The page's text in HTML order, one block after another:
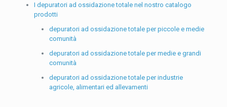
I depuratori ad ossidazione totale nel nostro catalogo
prodotti
depuratori ad ossidazione totale per piccole e medie
comunità
depuratori ad ossidazione totale per medie e grandi
comunità
depuratori ad ossidazione totale per industrie
agricole, alimentari ed allevamenti